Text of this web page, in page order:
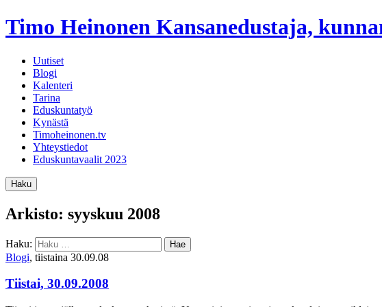
Timo Heinonen Kansanedustaja,
Uutiset
Blogi
Kalenteri
Tarina
Eduskuntatyö
Kynästä
Timoheinonen.tv
Yhteystiedot
Eduskuntavaalit 2023
Haku
Arkisto: syyskuu 2008
Haku:
Blogi, tiistaina 30.09.08
Tiistai, 30.09.2008